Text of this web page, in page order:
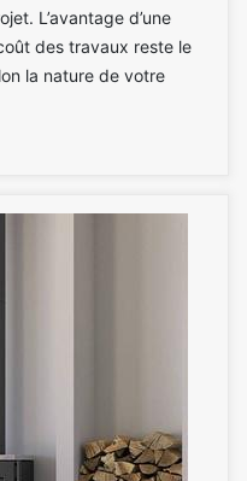
L’avantage d’une
des travaux reste le
la nature de votre